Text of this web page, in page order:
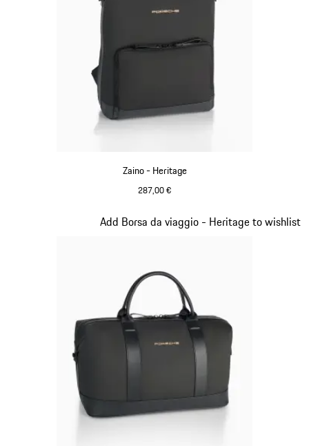
Zaino - Heritage
287,00 €
Add Borsa da viaggio - Heritage to wishlist
Diapositiva 10 di 20